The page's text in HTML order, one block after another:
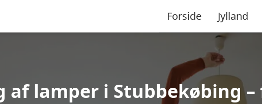
Forside Jylland
lamper i Stubbekøbing